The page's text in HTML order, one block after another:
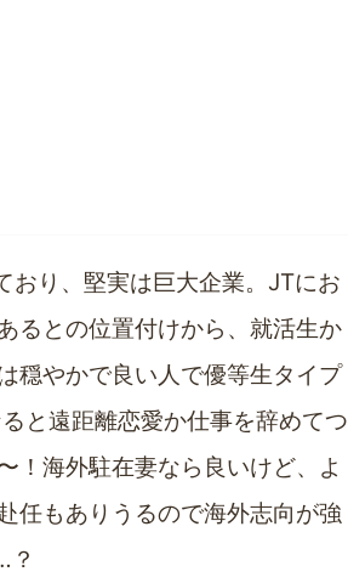
おり、堅実は巨大企業。JTにお
るとの位置付けから、就活生か
穏やかで良い人で優等生タイプ
と遠距離恋愛か仕事を辞めてつ
！海外駐在妻なら良いけど、よ
任もありうるので海外志向が強
？